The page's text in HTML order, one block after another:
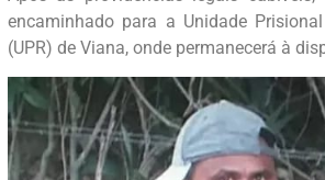
encaminhado para a Unidade
(UPR) de Viana, onde permanecerá à